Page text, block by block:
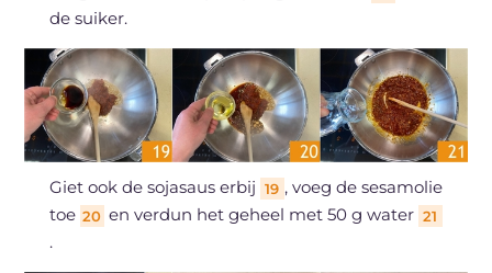
de suiker.
Giet ook de sojasaus erbij 19 , voeg de sesamolie
toe 20 en verdun het geheel met 50 g water 21
.